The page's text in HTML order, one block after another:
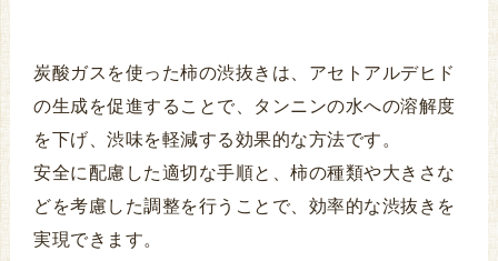
炭酸ガスを使った柿の渋抜きは、アセトアルデヒド
の生成を促進することで、タンニンの水への溶解度
を下げ、渋味を軽減する効果的な方法です。
安全に配慮した適切な手順と、柿の種類や大きさな
どを考慮した調整を行うことで、効率的な渋抜きを
実現できます。